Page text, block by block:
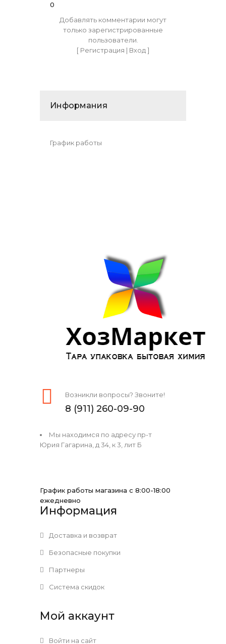
0
Добавлять комментарии могут
только зарегистрированные
пользователи.
[ Регистрация | Вход]
Информания
График работы
Возникли вопросы? Звоните!
8 (911) 260-09-90
Мы находимся по адресу пр-т
Юрия Гагарина, д 34, к 3, лит Б
График работы магазина с 8:00-18:00
ежедневно
Информация
Доставка и возврат
Безопасные покупки
Партнеры
Система скидок
Мой аккаунт
Войти на сайт